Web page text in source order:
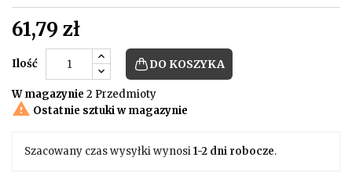
61,79 zł
Ilość DO KOSZYKA
W magazynie 2 Przedmioty
 Ostatnie sztuki w magazynie
Szacowany czas wysyłki wynosi1-2 dni robocze.